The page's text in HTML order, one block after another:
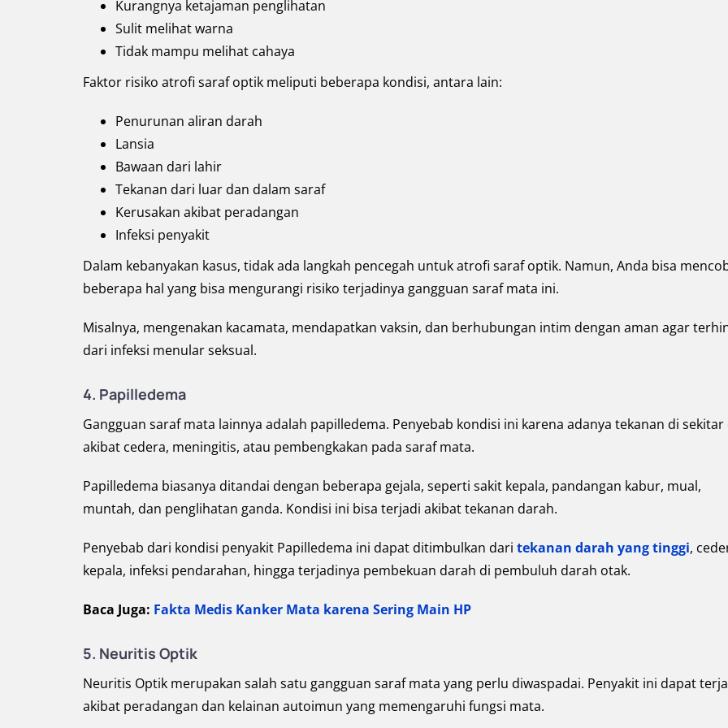
Kurangnya ketajaman penglihatan
Sulit melihat warna
Tidak mampu melihat cahaya
Faktor risiko atrofi saraf optik meliputi beberapa kondisi, antara lain:
Penurunan aliran darah
Lansia
Bawaan dari lahir
Tekanan dari luar dan dalam saraf
Kerusakan akibat peradangan
Infeksi penyakit
Dalam kebanyakan kasus, tidak ada langkah pencegah untuk atrofi saraf optik. Namun, Anda bisa
beberapa hal yang bisa mengurangi risiko terjadinya gangguan saraf mata ini.
Misalnya, mengenakan kacamata, mendapatkan vaksin, dan berhubungan intim dengan aman agar
dari infeksi menular seksual.
4. Papilledema
Gangguan saraf mata lainnya adalah papilledema. Penyebab kondisi ini karena adanya tekanan di sekitar
akibat cedera, meningitis, atau pembengkakan pada saraf mata.
Papilledema biasanya ditandai dengan beberapa gejala, seperti sakit kepala, pandangan kabur, mual,
muntah, dan penglihatan ganda. Kondisi ini bisa terjadi akibat tekanan darah.
Penyebab dari kondisi penyakit Papilledema ini dapat ditimbulkan dari tekanan darah yang tinggi,
kepala, infeksi pendarahan, hingga terjadinya pembekuan darah di pembuluh darah otak.
Baca Juga: Fakta Medis Kanker Mata karena Sering Main HP
5. Neuritis Optik
Neuritis Optik merupakan salah satu gangguan saraf mata yang perlu diwaspadai. Penyakit ini dapat
akibat peradangan dan kelainan autoimun yang memengaruhi fungsi mata.